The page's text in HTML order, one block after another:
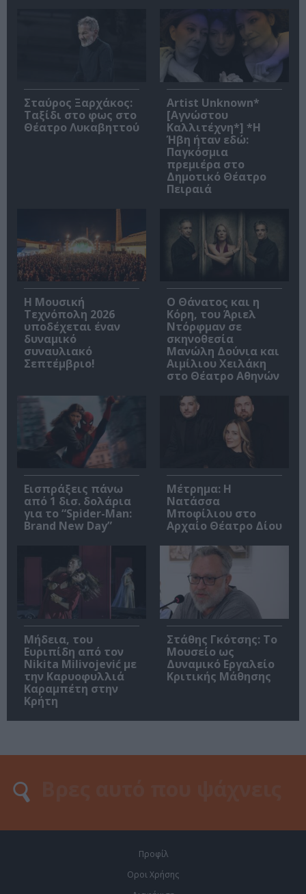
Σταύρος Ξαρχάκος:
Ταξίδι στο φως στο
Θέατρο Λυκαβηττού
Artist Unknown*
[Αγνώστου
Καλλιτέχνη*] *Η
Ήβη ήταν εδώ:
Παγκόσμια
πρεμιέρα στο
Δημοτικό Θέατρο
Πειραιά
Η Μουσική
Τεχνόπολη 2026
υποδέχεται έναν
δυναμικό
συναυλιακό
Σεπτέμβριο!
Ο Θάνατος και η
Κόρη, του Άριελ
Ντόρφμαν σε
σκηνοθεσία
Μανώλη Δούνια και
Αιμίλιου Χειλάκη
στο Θέατρο Αθηνών
Εισπράξεις πάνω
από 1 δισ. δολάρια
για το “Spider-Man:
Brand New Day”
Μέτρημα: Η
Νατάσσα
Μποφίλιου στο
Αρχαίο Θέατρο Δίου
Μήδεια, του
Ευριπίδη από τον
Nikita Milivojević με
την Καρυοφυλλιά
Καραμπέτη στην
Κρήτη
Στάθης Γκότσης: Το
Μουσείο ως
Δυναμικό Εργαλείο
Κριτικής Μάθησης
Προφίλ
Οροι Χρήσης